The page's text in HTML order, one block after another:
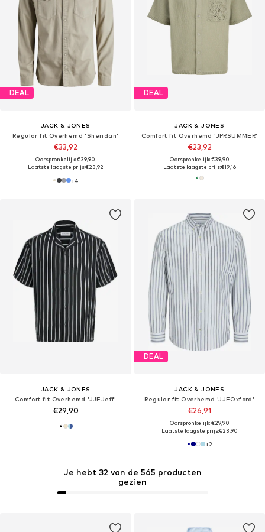
DEAL
JACK & JONES
Regular fit Overhemd 'Sheridan'
€33,92
Oorspronkelijk: €39,90
Laatste laagste prijs:€23,92
+4
DEAL
JACK & JONES
Comfort fit Overhemd 'JPRSUMMER'
€23,92
Oorspronkelijk: €39,90
Laatste laagste prijs:€19,16
JACK & JONES
Comfort fit Overhemd 'JJEJeff'
€29,90
DEAL
JACK & JONES
Regular fit Overhemd 'JJEOxford'
€26,91
Oorspronkelijk: €29,90
Laatste laagste prijs:€23,90
+2
Je hebt 32 van de 565 producten
gezien